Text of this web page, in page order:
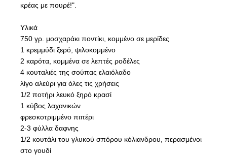
κρέας με πουρέ!".
Υλικά
750 γρ. μοσχαράκι ποντίκι, κομμένο σε μερίδες
1 κρεμμύδι ξερό, ψιλοκομμένο
2 καρότα, κομμένα σε λεπτές ροδέλες
4 κουταλιές της σούπας ελαιόλαδο
λίγο αλεύρι για όλες τις χρήσεις
1/2 ποτήρι λευκό ξηρό κρασί
1 κύβος λαχανικών
φρεσκοτριμμένο πιπέρι
2-3 φύλλα δαφνης
1/2 κουτάλι του γλυκού σπόρου κόλιανδρου, περασμένοι
στο γουδί